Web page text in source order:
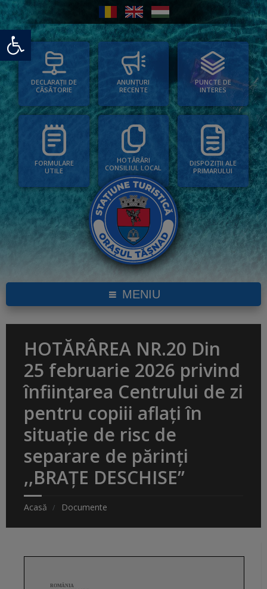
Deschide bara de unelte
DECLARAȚII DE
CĂSĂTORIE
ANUNȚURI
RECENTE
PUNCTE DE
INTERES
FORMULARE
UTILE
HOTĂRÂRI
CONSILIUL LOCAL
DISPOZIȚII ALE
PRIMARULUI
MENIU
HOTĂRÂREA NR.20 Din
25 februarie 2026 privind
înfiinţarea Centrului de zi
pentru copiii aflați în
situație de risc de
separare de părinți
,,BRAȚE DESCHISE’’
Acasă Documente